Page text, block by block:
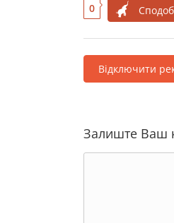
0
Відключити
Залиште Ваш